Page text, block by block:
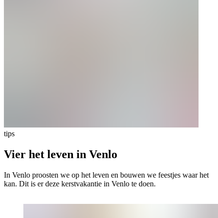
tips
Vier het leven in Venlo
In Venlo proosten we op het leven en bouwen we feestjes waar het
kan. Dit is er deze kerstvakantie in Venlo te doen.